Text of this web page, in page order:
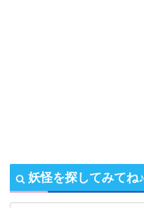
妖怪を探してみてね♪